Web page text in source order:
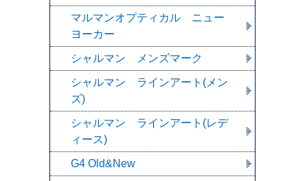
マルマンオプティカル ニュー
ヨーカー
シャルマン メンズマーク
シャルマン ラインアート(メン
ズ)
シャルマン ラインアート(レデ
ィース)
G4 Old&New